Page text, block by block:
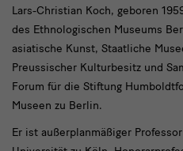
Lars-Christian Koch, geboren
des Ethnologischen Museums
asiatische Kunst, Staatliche
Preussischer Kulturbesitz und
Forum für die Stiftung
Museen zu Berlin.
Er ist außerplanmäßiger